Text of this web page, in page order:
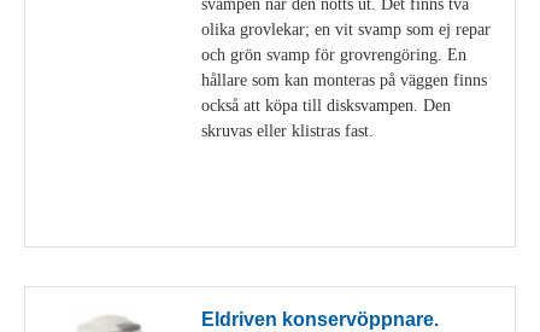
olika grovlekar; en vit svamp som ej repar
och grön svamp för grovrengöring. En
hållare som kan monteras på väggen finns
också att köpa till disksvampen. Den
skruvas eller klistras fast.
Eldriven konservöppnare.